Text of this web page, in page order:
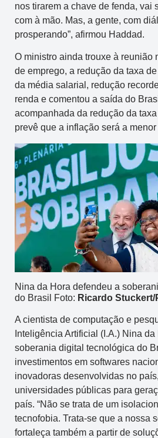
nos tirarem a chave de fenda, vai
com à mão. Mas, a gente, com
prosperando”, afirmou Haddad.
O ministro ainda trouxe à reunião
de emprego, a redução da taxa
da média salarial, redução
renda e comentou a saída do
acompanhada da redução da
prevê que a inflação será a
Nina da Hora defendeu a
do Brasil Foto: Ricardo Stuckert/
A cientista de computação e
Inteligência Artificial (I.A.) Nina
soberania digital tecnológica do
investimentos em softwares
inovadoras desenvolvidas no
universidades públicas para
país. “Não se trata de um
tecnofobia. Trata-se que a nossa
fortaleça também a partir de